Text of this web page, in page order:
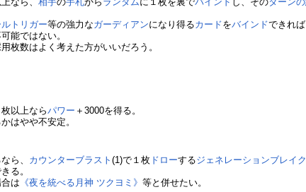
ルトリガー等の強力なガーディアンになり得るカードをバインドできれば
能ではない。
枚数はよく考えた方がいいだろう。
以上ならパワー ＋3000を得る。
はやや不安定。
ら、 カウンターブラスト(1)で１枚 ドローするジェネレーションブレイ
る。
は 《夜を統べる月神 ツクヨミ》等と併せたい。